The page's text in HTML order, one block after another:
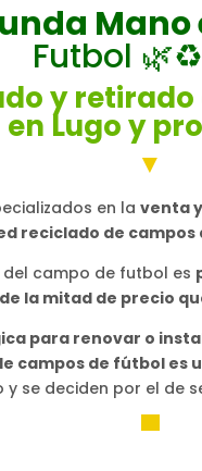
Mano
Futbol 🌿
y
en Lugo y
▼
en la venta
reciclado de
campo de futbol es
la mitad de precio
para renovar o
campos de fútbol
y se deciden por el de
▀